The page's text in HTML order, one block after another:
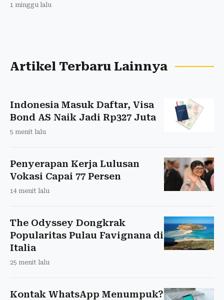
1 minggu lalu
Artikel Terbaru Lainnya
Indonesia Masuk Daftar, Visa
Bond AS Naik Jadi Rp327 Juta
5 menit lalu
Penyerapan Kerja Lulusan
Vokasi Capai 77 Persen
14 menit lalu
The Odyssey Dongkrak
Popularitas Pulau Favignana di
Italia
25 menit lalu
Kontak WhatsApp Menumpuk?